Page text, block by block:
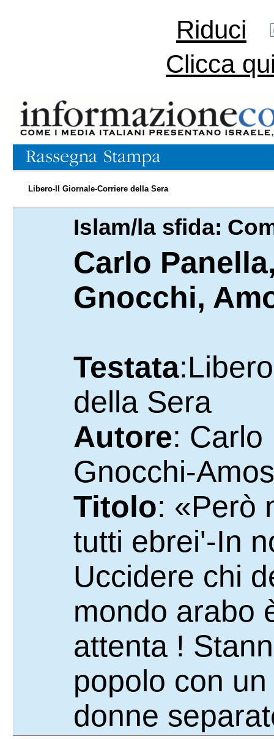
Riduci
Clicca
Libero-Il Giornale-Corriere della Sera
Islam/la sfida:
Carlo
Gnocchi,
Testata
della Sera
Autore: Carlo
Gnocchi-
Titolo: «Però
tutti ebrei'-In
Uccidere chi
mondo arabo
attenta !
popolo con
donne